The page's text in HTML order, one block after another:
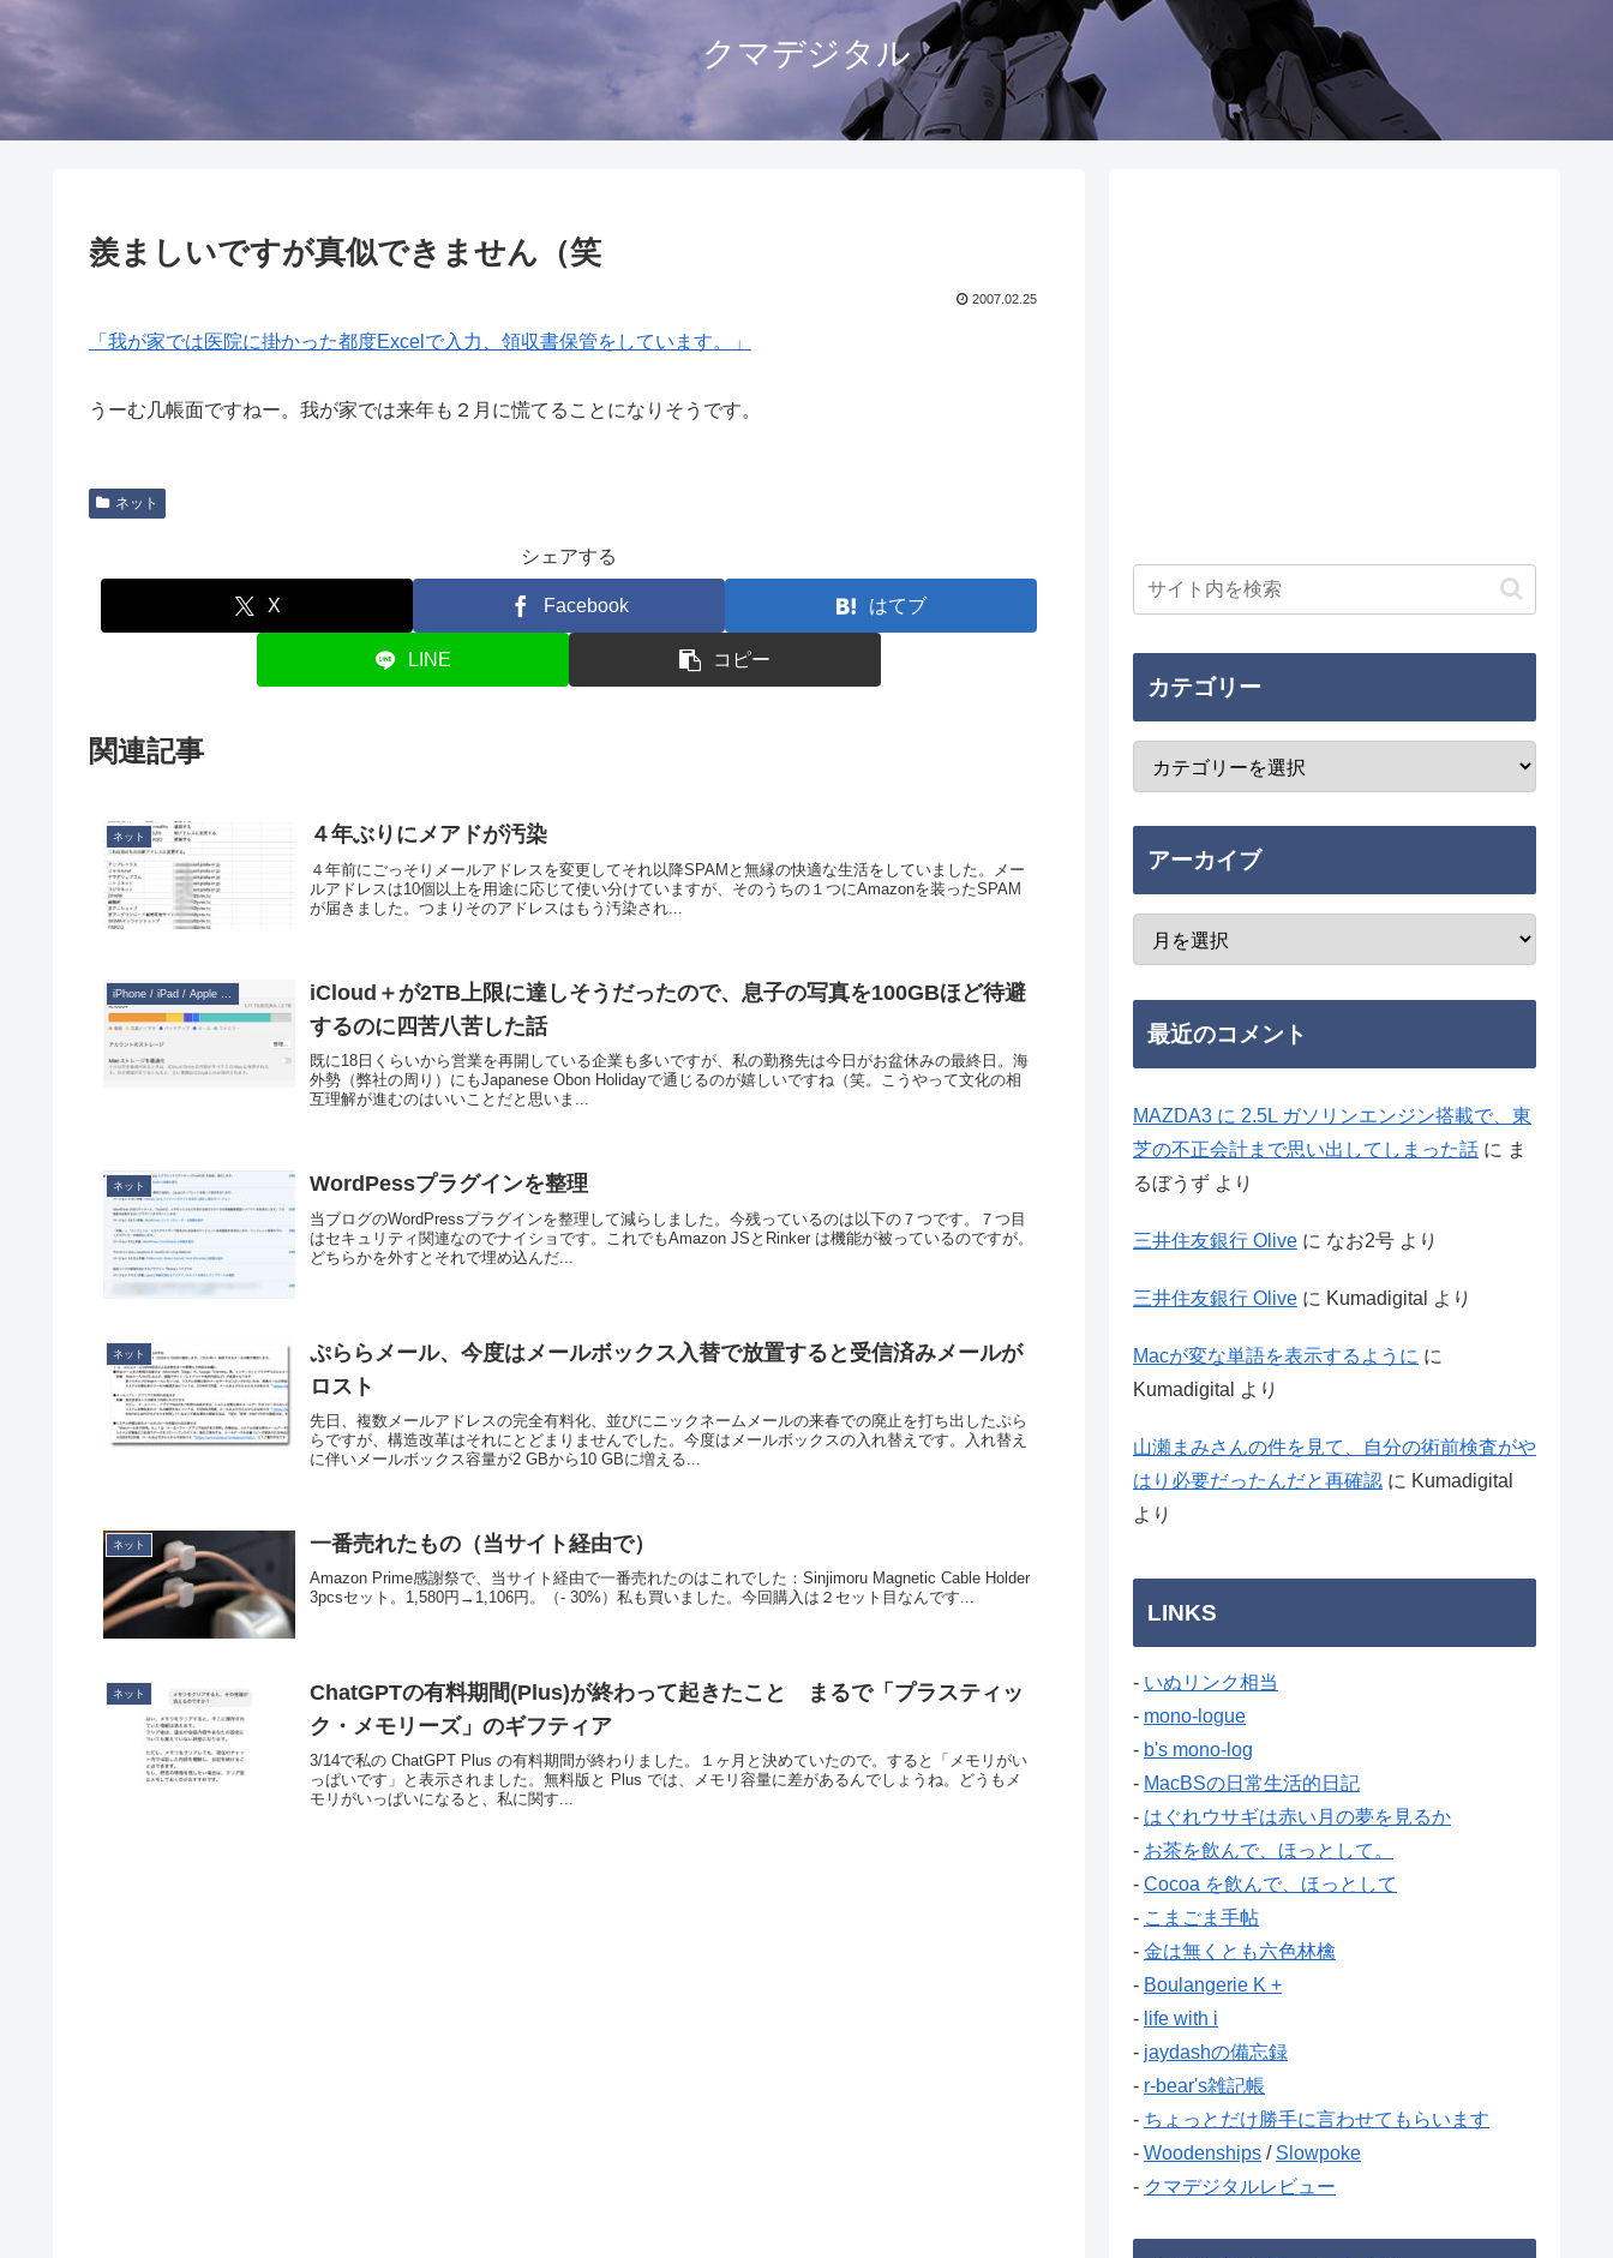
クマデジタル
羨ましいですが真似できません（笑
2007.02.25
「我が家では医院に掛かった都度Excelで入力、領収書保管をしています。」
うーむ几帳面ですねー。我が家では来年も２月に慌てることになりそうです。
ネット
シェアする
X Facebook はてブ
LINE コピー
関連記事
ネット ４年ぶりにメアドが汚染
４年前にごっそりメールアドレスを変更してそれ以降SPAMと無縁の快適な生活をしていました。メー
ルアドレスは10個以上を用途に応じて使い分けていますが、そのうちの１つにAmazonを装ったSPAM
が届きました。つまりそのアドレスはもう汚染され...
iPhone / iPad / Apple Watch
iCloud＋が2TB上限に達しそうだったので、息子の写真を100GBほど待避
するのに四苦八苦した話
既に18日くらいから営業を再開している企業も多いですが、私の勤務先は今日がお盆休みの最終日。海
外勢（弊社の周り）にもJapanese Obon Holidayで通じるのが嬉しいですね（笑。こうやって文化の相
互理解が進むのはいいことだと思いま...
ネット WordPessプラグインを整理
当ブログのWordPressプラグインを整理して減らしました。今残っているのは以下の７つです。７つ目
はセキュリティ関連なのでナイショです。これでもAmazon JSとRinker は機能が被っているのですが。
どちらかを外すとそれで埋め込んだ...
ネット
ぷららメール、今度はメールボックス入替で放置すると受信済みメールが
ロスト
先日、複数メールアドレスの完全有料化、並びにニックネームメールの来春での廃止を打ち出したぷら
らですが、構造改革はそれにとどまりませんでした。今度はメールボックスの入れ替えです。入れ替え
に伴いメールボックス容量が2 GBから10 GBに増える...
ネット 一番売れたもの（当サイト経由で）
Amazon Prime感謝祭で、当サイト経由で一番売れたのはこれでした：Sinjimoru Magnetic Cable Holder
3pcsセット。1,580円→1,106円。（- 30%）私も買いました。今回購入は２セット目なんです...
ネット
ChatGPTの有料期間(Plus)が終わって起きたこと まるで「プラスティッ
ク・メモリーズ」のギフティア
3/14で私の ChatGPT Plus の有料期間が終わりました。１ヶ月と決めていたので。すると「メモリがい
っぱいです」と表示されました。無料版と Plus では、メモリ容量に差があるんでしょうね。どうもメ
モリがいっぱいになると、私に関す...
カテゴリー
アーカイブ
最近のコメント
MAZDA3 に 2.5L ガソリンエンジン搭載で、東
芝の不正会計まで思い出してしまった話 に ま
るぼうず より
三井住友銀行 Olive に なお2号 より
三井住友銀行 Olive に Kumadigital より
Macが変な単語を表示するように に
Kumadigital
より
山瀬まみさんの件を見て、自分の術前検査がや
はり必要だったんだと再確認 に Kumadigital
より
LINKS
- いぬリンク相当
- mono-logue
- b's mono-log
- MacBSの日常生活的日記
- はぐれウサギは赤い月の夢を見るか
- お茶を飲んで、ほっとして。
- Cocoa を飲んで、ほっとして
- こまごま手帖
- 金は無くとも六色林檎
- Boulangerie K +
- life with i
- jaydashの備忘録
- r-bear's雑記帳
- ちょっとだけ勝手に言わせてもらいます
- Woodenships / Slowpoke
- クマデジタルレビュー